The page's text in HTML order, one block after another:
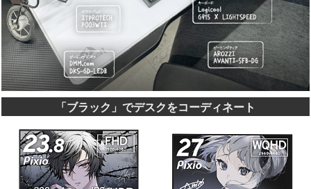
「ブラック」でデスクをコーディネート